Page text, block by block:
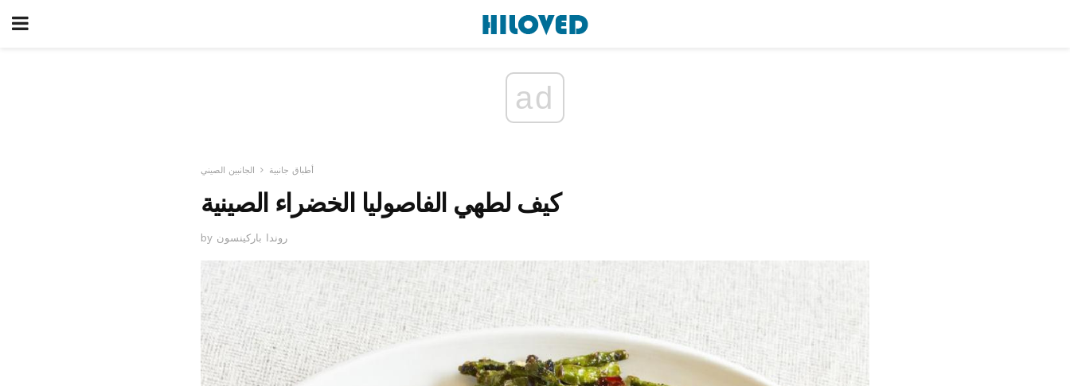
ad
أطباق جانبية الجانبين الصيني
كيف لطهي الفاصوليا الخضراء الصينية
by روندا باركينسون